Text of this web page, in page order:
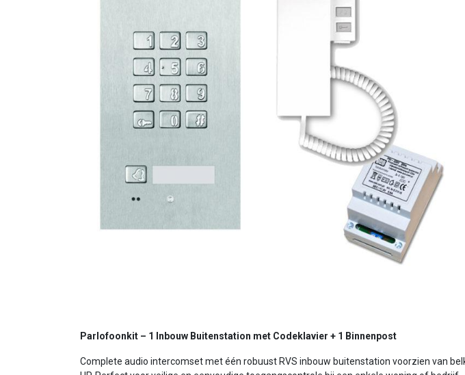
Parlofoonkit – 1 Inbouw Buitenstation met Codeklavier + 1 Binnenpost
Complete audio intercomset met één robuust RVS inbouw buitenstation voorzien van